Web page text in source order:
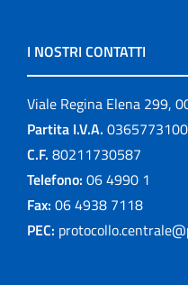
I NOSTRI CONTATTI
Viale Regina Elena 299,
Partita I.V.A.
C.F. 80211730587
Telefono: 06 4990 1
Fax: 06 4938 7118
PEC: